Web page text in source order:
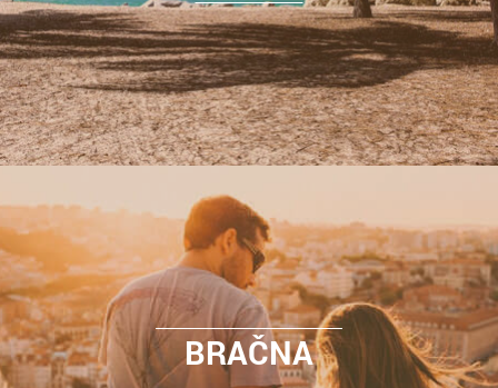
BRAČNA